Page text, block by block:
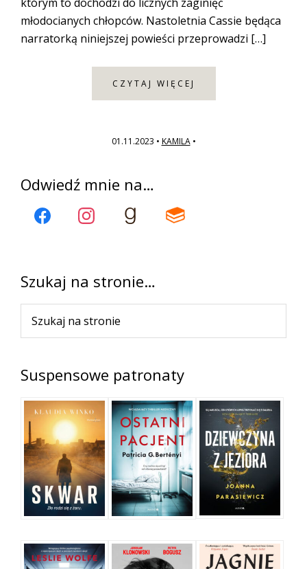
młodocianych chłopców. Nastoletnia Cassie będąca
narratorką niniejszej powieści przeprowadzi […]
CZYTAJ WIĘCEJ
01.11.2023 • KAMILA•
Pierwszy
panel
boczny
Odwiedź mnie na…
Szukaj na stronie…
na
Suspensowe patronaty